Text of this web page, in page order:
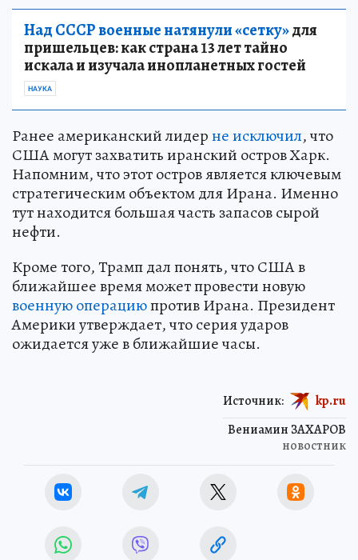
Над СССР военные натянули «сетку»для
пришельцев: как страна 13 лет тайно
искала и изучала инопланетных гостей
НАУКА
Ранее американский лидерне исключил, что
США могут захватить иранский остров Харк.
Напомним, что этот остров является ключевым
стратегическим объектом для Ирана. Именно
тут находится большая часть запасов сырой
нефти.
Кроме того, Трамп дал понять, что США в
ближайшее время может провести новую
военную операциюпротив Ирана. Президент
Америки утверждает, что серия ударов
ожидается уже в ближайшие часы.
Вениамин ЗАХАРОВ
новостник
Источник: kp.ru